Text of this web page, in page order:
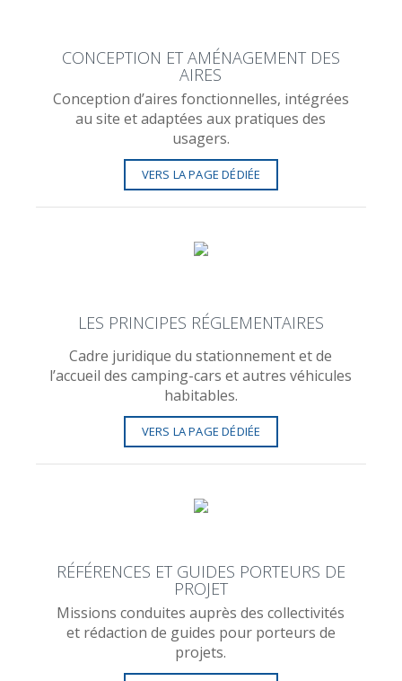
CONCEPTION ET AMÉNAGEMENT DES
AIRES
Conception d’aires fonctionnelles, intégrées
au site et adaptées aux pratiques des
usagers.
VERS LA PAGE DÉDIÉE
LES PRINCIPES RÉGLEMENTAIRES
Cadre juridique du stationnement et de
l’accueil des camping-cars et autres véhicules
habitables.
VERS LA PAGE DÉDIÉE
RÉFÉRENCES ET GUIDES PORTEURS DE
PROJET
Missions conduites auprès des collectivités
et rédaction de guides pour porteurs de
projets.